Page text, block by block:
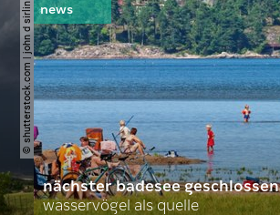
© shutterstock.com | john d sirlin
nächster badesee geschlossen
wasservögel als quelle